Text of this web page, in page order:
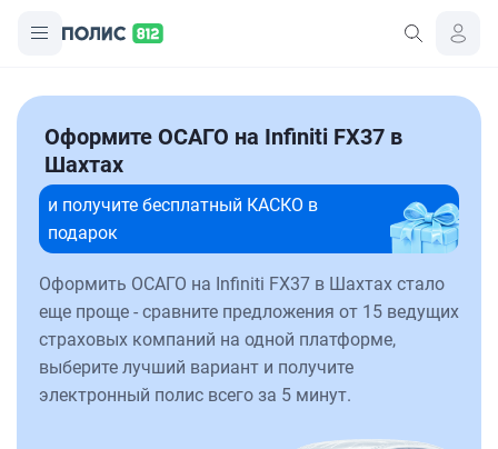
Оформите ОСАГО на Infiniti FX37 в
Шахтах
и получите бесплатный КАСКО в
подарок
Оформить ОСАГО на Infiniti FX37 в Шахтах стало
еще проще - сравните предложения от 15 ведущих
страховых компаний на одной платформе,
выберите лучший вариант и получите
электронный полис всего за 5 минут.